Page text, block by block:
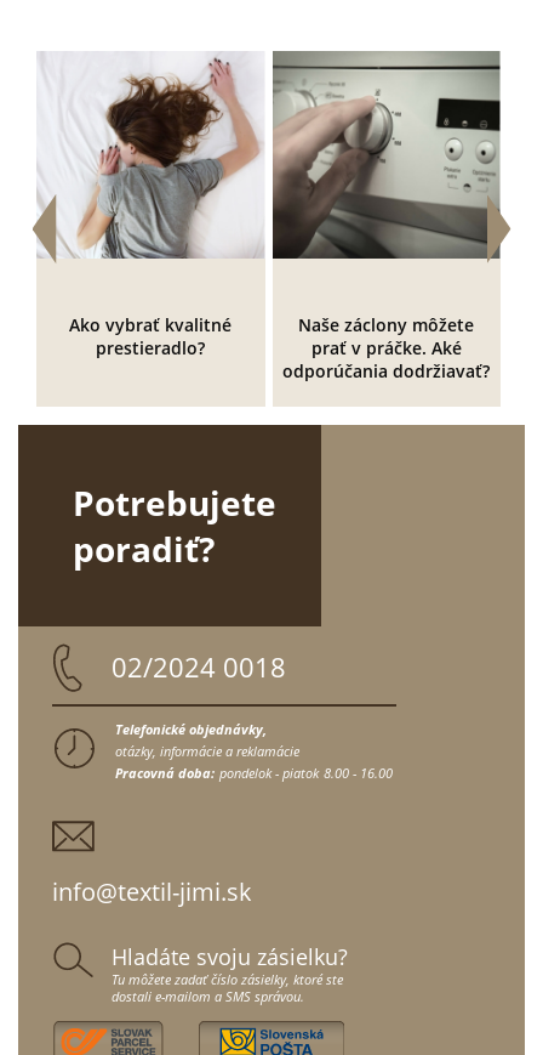
Ako vybrať kvalitné
prestieradlo?
Naše záclony môžete
prať v práčke. Aké
odporúčania dodržiavať?
Potrebujete
poradiť?
02/2024 0018
Telefonické objednávky,
otázky, informácie a reklamácie
Pracovná doba: pondelok - piatok 8.00 - 16.00
info@textil-jimi.sk
Hladáte svoju zásielku?
Tu môžete zadať číslo zásielky, ktoré ste
dostali e-mailom a SMS správou.